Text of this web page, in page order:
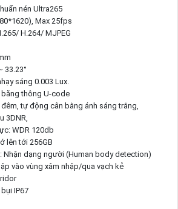
nén Ultra265
Max 25fps
H.264/ MJPEG
33.23°
sáng 0.003 Lux.
thông U-code
tự động cân bằng ánh sáng trắng,
3DNR,
WDR 120db
lên tới 256GB
Nhận dạng người (Human body detection)
vào vùng xâm nhập/qua vạch kẻ
IP67